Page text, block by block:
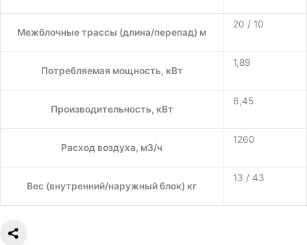
Межблочные трассы (длина/перепад) м
20 / 10
Потребляемая мощность, кВт
1,89
Производительность, кВт
6,45
Расход воздуха, м3/ч
1260
Вес (внутренний/наружный блок) кг
13 / 43